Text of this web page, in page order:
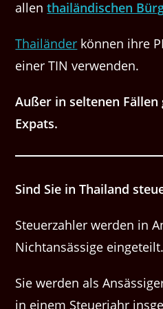
allenthailändischen
Thailänder können ihre
einer TIN verwenden.
Außer in seltenen
Expats.
Sind Sie in Thailand
Steuerzahler werden in
Nichtansässige eingeteilt.
Sie werden als
in einem Steuerjahr